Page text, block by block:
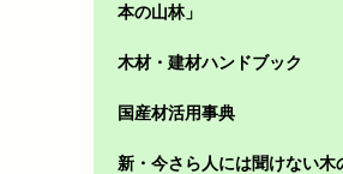
本の山林」
木材・建材ハンドブック
国産材活用事典
新・今さら人には聞けない木